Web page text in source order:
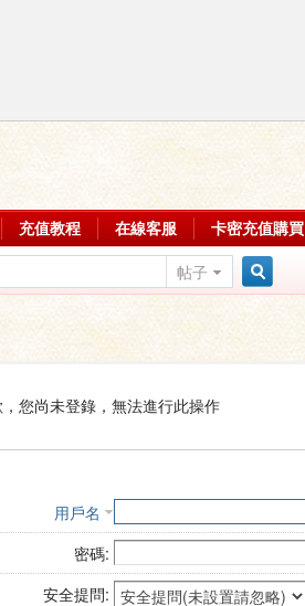
充值教程 在線客服 卡密充值購買
帖子
您尚未登錄，無法進行此操作
用戶名
密碼:
安全提問: